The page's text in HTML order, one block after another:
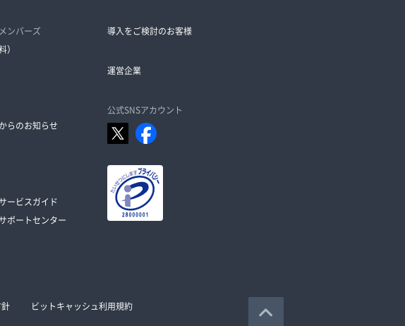
ンバーズ
）
らのお知らせ
ービスガイド
ポートセンター
導入をご検討のお客様
運営企業
公式SNSアカウント
針 ビットキャッシュ利用規約